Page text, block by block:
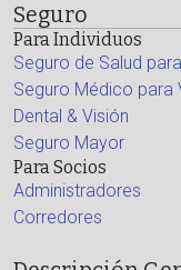
Seguro
Para Individuos
Seguro de Salud
Seguro Médico para
Dental & Visión
Seguro Mayor
Para Socios
Administradores
Corredores